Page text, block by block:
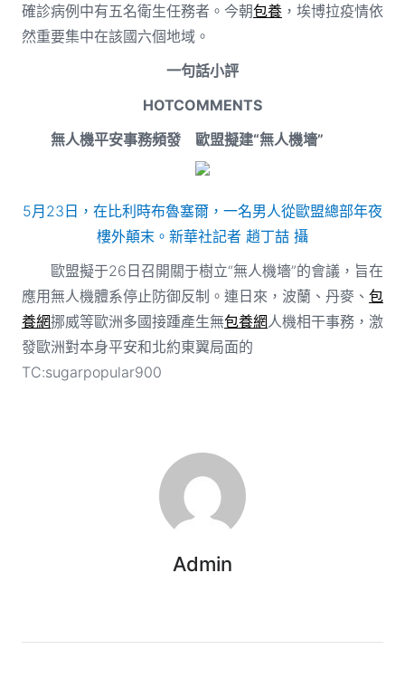
確診病例中有五名衛生任務者。今朝包養，埃博拉疫情依
然重要集中在該國六個地域。
一句話小評
HOTCOMMENTS
無人機平安事務頻發 歐盟擬建“無人機墻”
5月23日，在比利時布魯塞爾，一名男人從歐盟總部年夜
樓外顛末。新華社記者 趙丁喆 攝
歐盟擬于26日召開關于樹立“無人機墻”的會議，旨在
應用無人機體系停止防御反制。連日來，波蘭、丹麥、 包
養網挪威等歐洲多國接踵產生無包養網人機相干事務，激
發歐洲對本身平安和北約東翼局面的
TC:sugarpopular900
Admin